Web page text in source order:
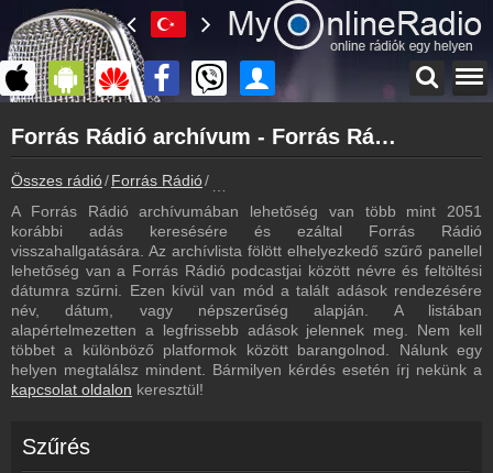
myonlineradio.hu
Forrás Rádió
Vissza a Forrás Rádió oldalára
Bejelentkezés
Hozz létre saját fiókot!
Frekvenciák
Forrás Rádió frekvencia
Műsorújság
Forrás Rádió műsorai
Hírek
Kapcsolat
Forrás Rádió archívum - Forrás Rádió podcasts - Forrás Rádió visszahallgatás
Összes rádió Forrás Rádió
A Forrás Rádió archívumában lehetőség van több mint 2051
korábbi adás keresésére és ezáltal Forrás Rádió
visszahallgatására. Az archívlista fölött elhelyezkedő szűrő panellel
lehetőség van a Forrás Rádió podcastjai között névre és feltöltési
dátumra szűrni. Ezen kívül van mód a talált adások rendezésére
név, dátum, vagy népszerűség alapján. A listában
alapértelmezetten a legfrissebb adások jelennek meg. Nem kell
többet a különböző platformok között barangolnod. Nálunk egy
helyen megtalálsz mindent. Bármilyen kérdés esetén írj nekünk a
kapcsolat oldalon keresztül!
Szűrés